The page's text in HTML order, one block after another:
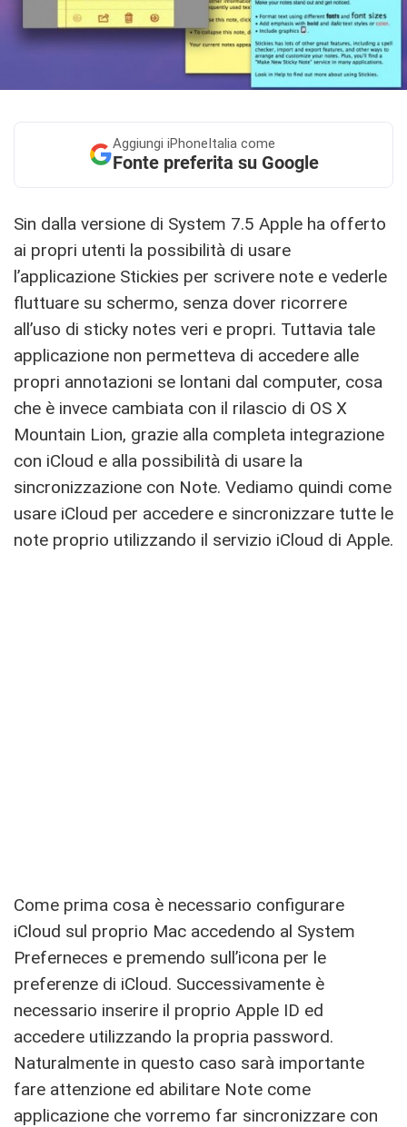
Aggiungi iPhoneItalia come
Fonte preferita su Google
Sin dalla versione di System 7.5 Apple ha offerto
ai propri utenti la possibilità di usare
l’applicazione Stickies per scrivere note e vederle
fluttuare su schermo, senza dover ricorrere
all’uso di sticky notes veri e propri. Tuttavia tale
applicazione non permetteva di accedere alle
propri annotazioni se lontani dal computer, cosa
che è invece cambiata con il rilascio di OS X
Mountain Lion, grazie alla completa integrazione
con iCloud e alla possibilità di usare la
sincronizzazione con Note. Vediamo quindi come
usare iCloud per accedere e sincronizzare tutte le
note proprio utilizzando il servizio iCloud di Apple.
Come prima cosa è necessario configurare
iCloud sul proprio Mac accedendo al System
Preferneces e premendo sull’icona per le
preferenze di iCloud. Successivamente è
necessario inserire il proprio Apple ID ed
accedere utilizzando la propria password.
Naturalmente in questo caso sarà importante
fare attenzione ed abilitare Note come
applicazione che vorremo far sincronizzare con